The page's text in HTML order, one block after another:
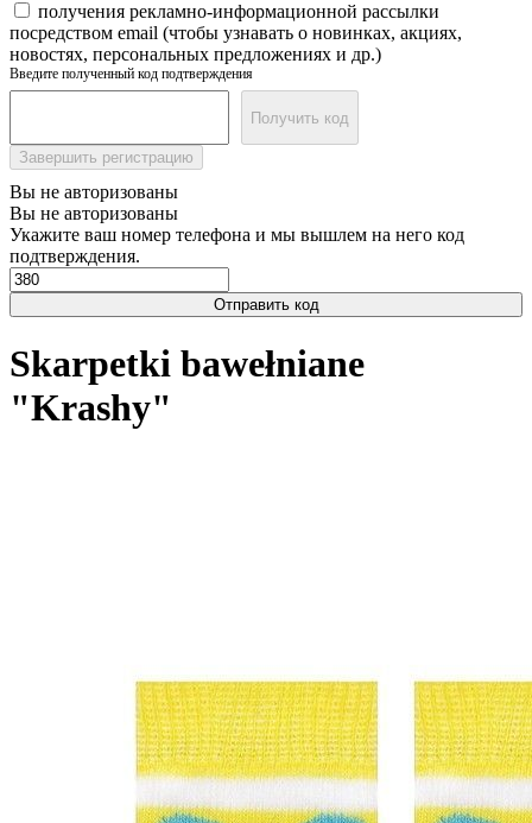
получения рекламно-информационной рассылки
посредством email (чтобы узнавать о новинках, акциях,
новостях, персональных предложениях и др.)
Введите полученный код подтверждения
Получить код
Завершить регистрацию
Вы не авторизованы
Вы не авторизованы
Укажите ваш номер телефона и мы вышлем на него код
подтверждения.
Отправить код
Skarpetki bawełniane
"Krashy"